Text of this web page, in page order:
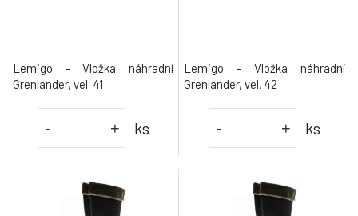
Lemigo - Vložka náhradní
Grenlander, vel. 41
- + ks
Lemigo - Vložka náhradní
Grenlander, vel. 42
- + ks